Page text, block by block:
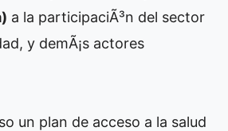
a la participaciÃ³n del sector
y demÃ¡s actores
un plan de acceso a la salud